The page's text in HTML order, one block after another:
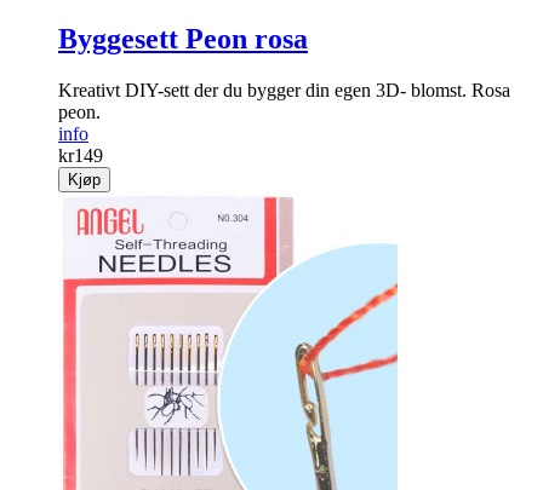
Byggesett Peon rosa
Kreativt DIY-sett der du bygger din egen 3D- blomst. Rosa
peon.
info
kr